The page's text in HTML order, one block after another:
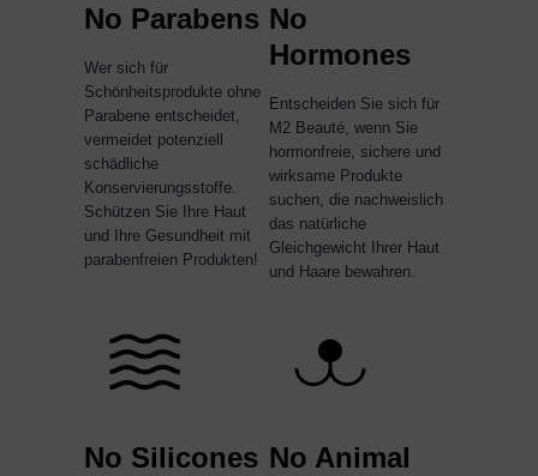
No Parabens
Wer sich für
Schönheitsprodukte ohne
Parabene entscheidet,
vermeidet potenziell
schädliche
Konservierungsstoffe.
Schützen Sie Ihre Haut
und Ihre Gesundheit mit
parabenfreien Produkten!
No
Hormones
Entscheiden Sie sich für
M2 Beauté, wenn Sie
hormonfreie, sichere und
wirksame Produkte
suchen, die nachweislich
das natürliche
Gleichgewicht Ihrer Haut
und Haare bewahren.
No Silicones No Animal